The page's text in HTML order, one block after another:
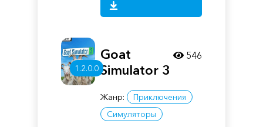
1.2.0.0
Goat
Simulator 3
Жанр:
Приключения
Симуляторы
546